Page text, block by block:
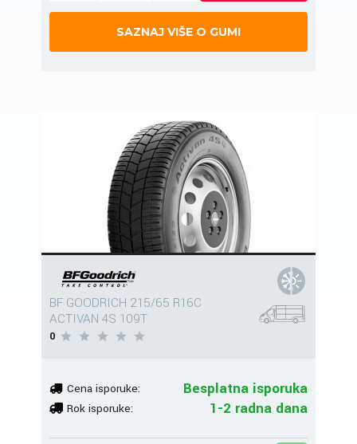
SAZNAJ VIŠE O GUMI
BF GOODRICH 215/65 R16C
ACTIVAN 4S 109T
0
Cena isporuke: Besplatna isporuka
Rok isporuke: 1-2 radna dana